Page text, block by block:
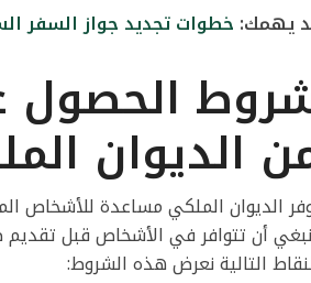
يهمك: خطوات تجديد جواز السفر
الديوان
الديوان الملكي مساعدة
أن تتوافر في الأشخاص قبل
التالية نعرض هذه الشروط: